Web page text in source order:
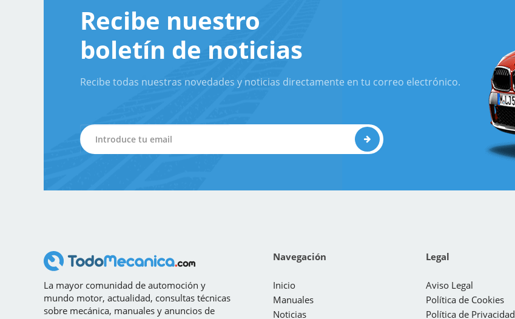
Recibe nuestro
boletín de noticias
Recibe todas nuestras novedades y noticias directamente en tu correo electrónico.
La mayor comunidad de automoción y
mundo motor, actualidad, consultas técnicas
sobre mecánica, manuales y anuncios de
Navegación
Inicio
Manuales
Noticias
Legal
Aviso Legal
Política de Cookies
Política de Privacidad